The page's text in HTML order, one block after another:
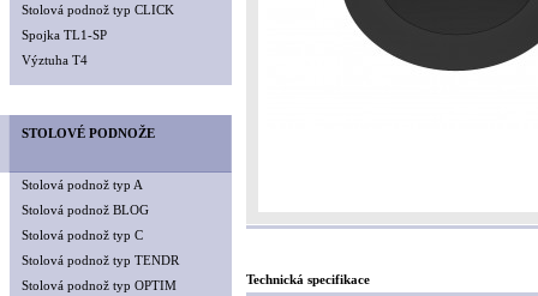
Stolová podnož typ CLICK
Spojka TL1-SP
Výztuha T4
STOLOVÉ PODNOŽE
Stolová podnož typ A
Stolová podnož BLOG
Stolová podnož typ C
Stolová podnož typ TENDR
Stolová podnož typ OPTIM
Technická specifikace